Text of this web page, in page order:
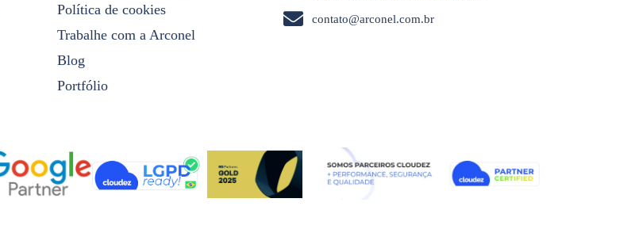
Política de cookies
Trabalhe com a Arconel
Blog
Portfólio
contato@arconel.com.br